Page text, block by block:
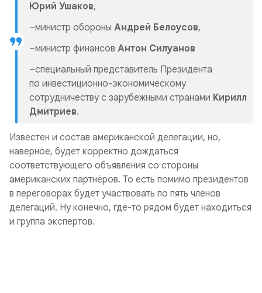
Юрий Ушаков,
–министр обороны Андрей Белоусов,
–министр финансов Антон Силуанов
–специальный представитель Президента
по инвестиционно-экономическому
сотрудничеству с зарубежными странами Кирилл
Дмитриев.
Известен и состав американской делегации, но,
наверное, будет корректно дождаться
соответствующего объявления со стороны
американских партнёров. То есть помимо президентов
в переговорах будет участвовать по пять членов
делегаций. Ну конечно, где-то рядом будет находиться
и группа экспертов.